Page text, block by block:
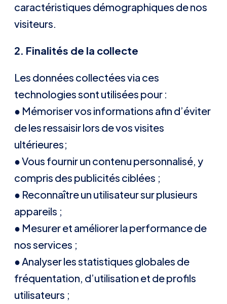
caractéristiques démographiques de nos
visiteurs.
2. Finalités de la collecte
Les données collectées via ces
technologies sont utilisées pour :
● Mémoriser vos informations afin d’éviter
de les ressaisir lors de vos visites
ultérieures;
● Vous fournir un contenu personnalisé, y
compris des publicités ciblées ;
● Reconnaître un utilisateur sur plusieurs
appareils ;
● Mesurer et améliorer la performance de
nos services ;
● Analyser les statistiques globales de
fréquentation, d’utilisation et de profils
utilisateurs ;